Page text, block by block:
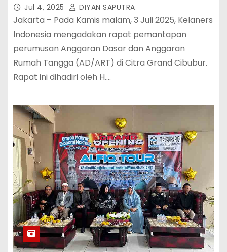
Jul 4, 2025 DIYAN SAPUTRA
Jakarta – Pada Kamis malam, 3 Juli 2025, Kelaners
Indonesia mengadakan rapat pemantapan
perumusan Anggaran Dasar dan Anggaran
Rumah Tangga (AD/ART) di Citra Grand Cibubur.
Rapat ini dihadiri oleh H.…